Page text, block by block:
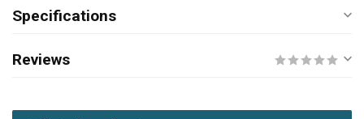
Specifications
Reviews